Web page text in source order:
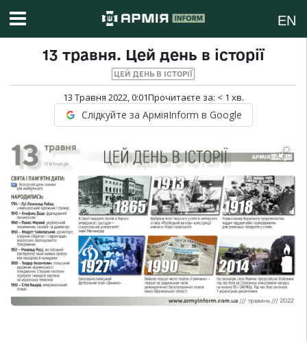
EN
13 травня. Цей день в історії
ЦЕЙ ДЕНЬ В ІСТОРІЇ
13 Травня 2022, 0:01Прочитаєте за: < 1 хв.
Слідкуйте за АрміяInform в Google